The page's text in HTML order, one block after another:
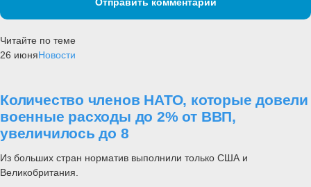
Отправить комментарий
Читайте по теме
26 июняНовости
Количество членов НАТО, которые довели
военные расходы до 2% от ВВП,
увеличилось до 8
Из больших стран норматив выполнили только США и
Великобритания.